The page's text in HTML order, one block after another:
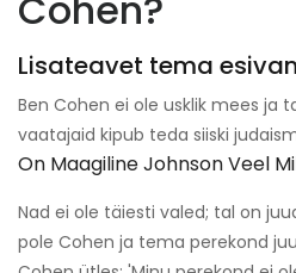
Lisateavet tema
Ben Cohen ei ole usklik mees ja
vaatajaid kipub teda siiski
On Maagiline Johnson Veel
Nad ei ole täiesti valed; tal on
pole Cohen ja tema perekond